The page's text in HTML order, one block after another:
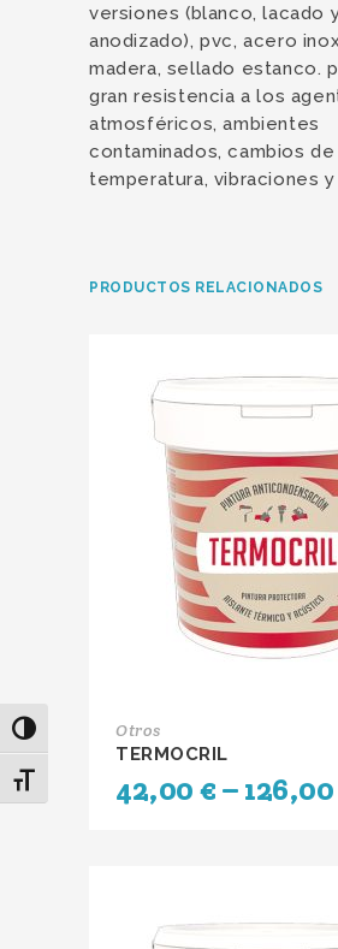
Alternar alto contraste
Alternar tamaño de letra
versiones (blanco, lacado
anodizado), pvc, acero
madera, sellado estanco.
gran resistencia a los
atmosféricos, ambientes
contaminados, cambios de
temperatura, vibraciones
PRODUCTOS RELACIONADOS
Otros
TERMOCRIL
42,00€–126,00